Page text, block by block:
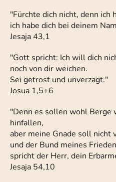
"Fürchte dich nicht, denn ich
ich habe dich bei deinem
Jesaja 43,1
"Gott spricht: Ich will dich
noch von dir weichen.
Sei getrost und unverzagt."
Josua 1,5+6
"Denn es sollen wohl Berge
hinfallen,
aber meine Gnade soll nicht
und der Bund meines
spricht der Herr, dein
Jesaja 54,10